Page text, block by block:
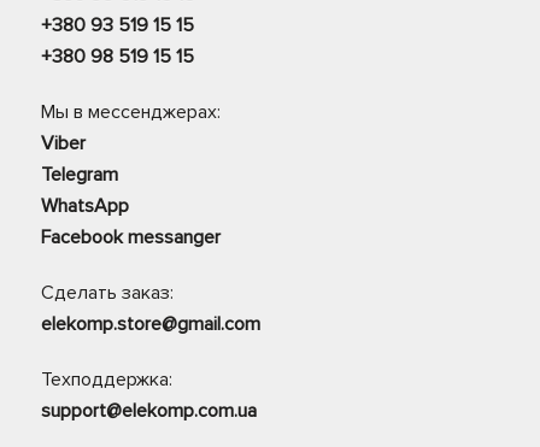
+380 93 519 15 15
+380 98 519 15 15
Мы в мессенджерах:
Viber
Telegram
WhatsApp
Facebook messanger
Сделать заказ:
elekomp.store@gmail.com
Техподдержка:
support@elekomp.com.ua